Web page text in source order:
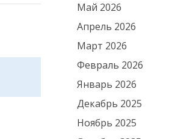
Май 2026
Апрель 2026
Март 2026
Февраль 2026
Январь 2026
Декабрь 2025
Ноябрь 2025